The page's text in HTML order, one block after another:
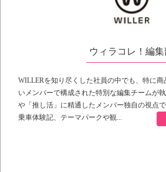
ウィラコレ！編集
WILLERを知り尽くした社員の中でも、特に
いメンバーで構成された特別な編集チームが
や「推し活」に精通したメンバー独自の視点
乗車体験記、テーマパークや観...